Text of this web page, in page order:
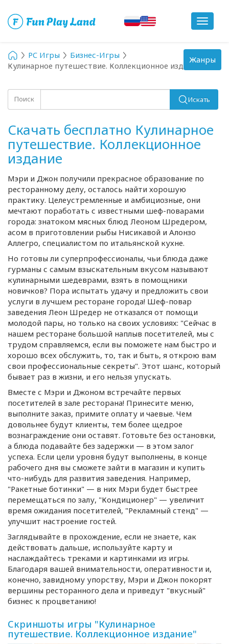
Toggle
PC Игры
Бизнес-Игры
Кулинарное путешествие. Коллекционное издание
Поиск Искать
Скачать бесплатно Кулинарное
путешествие. Коллекционное
издание
Мэри и Джон получили прекрасное образование по
ресторанному делу, осталось найти хорошую
практику. Целеустремленные и амбициозные, они
мечтают поработать с известными шеф-поварами
города: знатоком мясных блюд Леоном Шредером,
асом в приготовлении рыбы Нисикавой и Алонзо
Аллегро, специалистом по итальянской кухне.
Но готовы ли суперпрофессионалы, чьи блюда даже
гурманы с самым взыскательным вкусом называют
кулинарными шедеврами, взять в помощники
новичков? Пора испытать удачу и предложить свои
услуги в лучшем ресторане города! Шеф-повар
заведения Леон Шредер не отказался от помощи
молодой пары, но только на своих условиях: "Сейчас в
нашем ресторане большой наплыв посетителей, мы с
трудом справляемся, если вы поможете нам быстро и
хорошо всех обслужить, то, так и быть, я открою вам
свои профессиональные секреты". Этот шанс, который
бывает раз в жизни, и его нельзя упускать.
Вместе с Мэри и Джоном встречайте первых
посетителей в зале ресторана! Принесите меню,
выполните заказ, примите оплату и чаевые. Чем
довольнее будут клиенты, тем более щедрое
вознаграждение они оставят. Готовьте без остановки,
а блюда подавайте без задержки — в этом залог
успеха. Если цели уровня будут выполнены, в конце
рабочего дня вы сможете зайти в магазин и купить
что-нибудь для развития заведения. Например,
"Ракетные ботинки" — в них Мэри будет быстрее
перемещаться по залу, "Кондиционер" — увеличит
время ожидания посетителей, "Рекламный стенд" —
улучшит настроение гостей.
Заглядывайте в прохождение, если не знаете, как
действовать дальше, используйте карту и
наслаждайтесь треками и картинками из игры.
Благодаря вашей внимательности, оперативности и,
конечно, завидному упорству, Мэри и Джон покорят
вершины ресторанного дела и приведут "вкусный"
бизнес к процветанию!
Скриншоты игры "Кулинарное
путешествие. Коллекционное издание"
Toggle
navigation
Жанры